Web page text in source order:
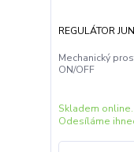
REGULÁTOR
Mechanický
ON/OFF
Skladem online.
Odesíláme